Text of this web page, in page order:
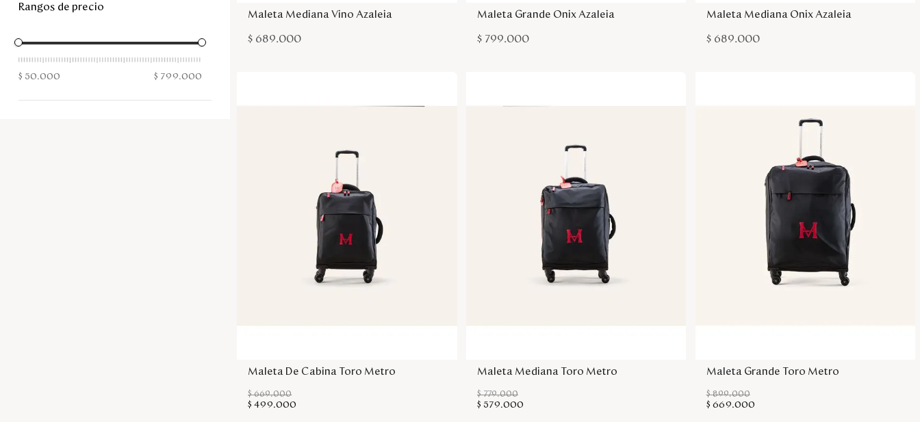
rangos de precio
$ 50.000 $ 799.000
Maleta Mediana Vino Azaleia
$ 689.000
Maleta Grande Onix Azaleia
$ 799.000
Maleta Mediana Onix Azaleia
$ 689.000
Maleta De Cabina Toro Metro
$ 669.000
$ 499.000
Maleta Mediana Toro Metro
$ 779.000
$ 579.000
Maleta Grande Toro Metro
$ 899.000
$ 669.000